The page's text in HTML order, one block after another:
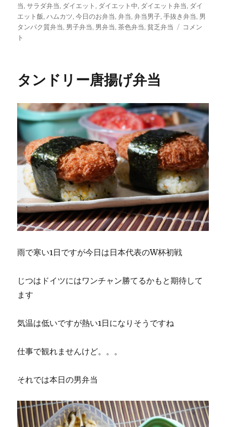
稿
日:
テ
ゴ
リ
グ
当,サラダ弁当, ダイエット , ダイエット中, ダイエット弁当, ダイ
エット飯,ハムカツ,今日のお弁当,弁当,弁当男子,手抜き弁当, 男
タンパク質弁当, 男子弁当, 男弁当,茶色弁当,貧乏弁当
な
コメン
ト
タンドリー唐揚げ弁当
雨で寒い1日ですが今日は日本代表のW杯初戦
じつはドイツにはワンチャン勝てるかもと期待して
ます
気温は低いですが熱い1日になりそうですね
仕事で観れませんけど。。。
それでは本日の男弁当